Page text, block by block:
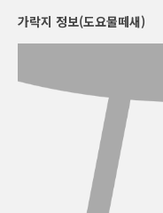
가락지 정보(도요물떼새)